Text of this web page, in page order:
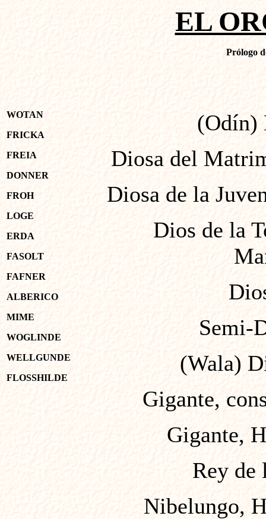
EL
Prólogo
WOTAN
FRICKA
FREIA
DONNER
FROH
LOGE
ERDA
FASOLT
FAFNER
ALBERICO
MIME
WOGLINDE
WELLGUNDE
FLOSSHILDE
(Odín)
Diosa del
Diosa de la
Dios de la
Semi-
(Wala)
Gigante,
Gigante,
Rey de
Nibelungo,